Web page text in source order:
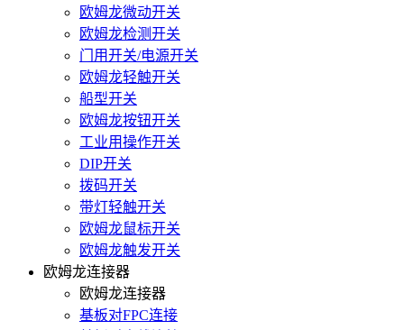
欧姆龙微动开关
欧姆龙检测开关
门用开关/电源开关
欧姆龙轻触开关
船型开关
欧姆龙按钮开关
工业用操作开关
DIP开关
拨码开关
带灯轻触开关
欧姆龙鼠标开关
欧姆龙触发开关
欧姆龙连接器
欧姆龙连接器
基板对FPC连接